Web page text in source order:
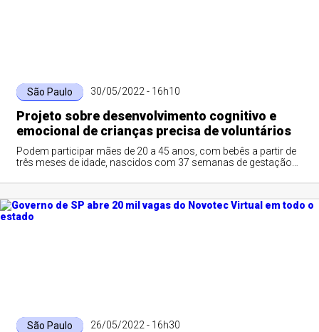
São Paulo 30/05/2022 - 16h10
Projeto sobre desenvolvimento cognitivo e
emocional de crianças precisa de voluntários
Podem participar mães de 20 a 45 anos, com bebês a partir de
três meses de idade, nascidos com 37 semanas de gestação
São Paulo 26/05/2022 - 16h30